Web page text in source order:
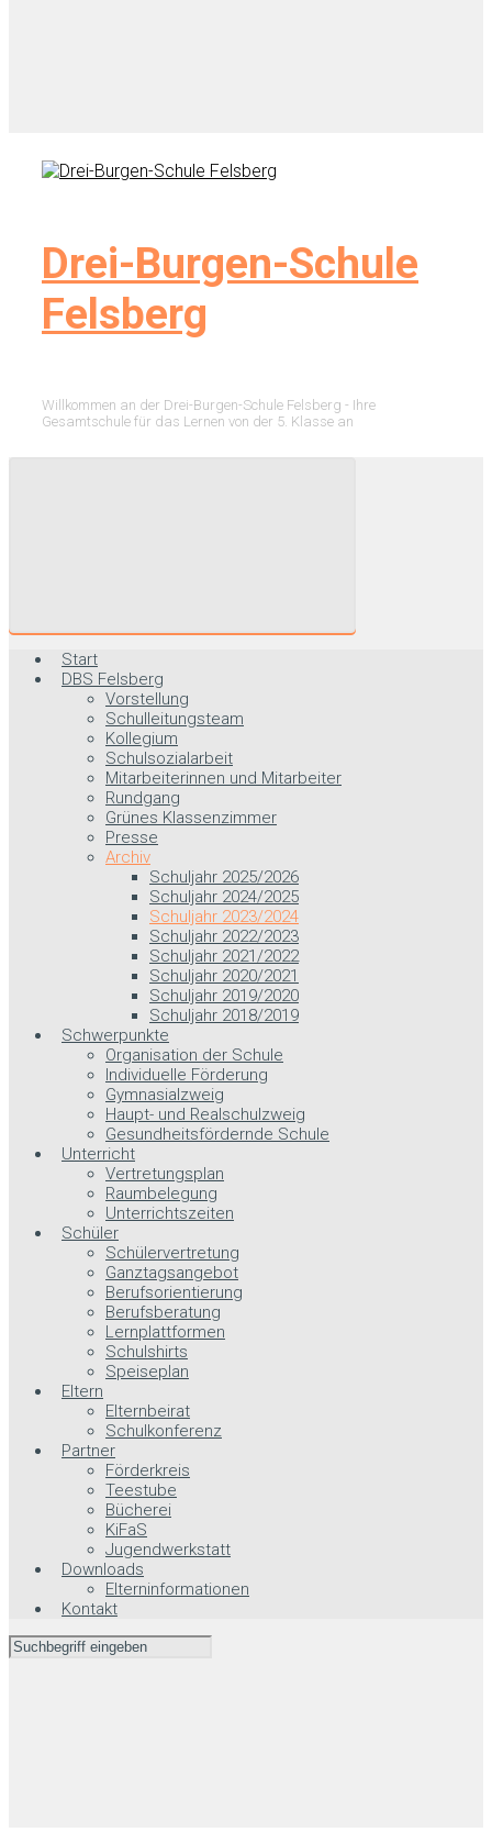
Drei-Burgen-Schule
Felsberg
Willkommen an der Drei-Burgen-Schule Felsberg - Ihre
Gesamtschule für das Lernen von der 5. Klasse an
Start
DBS Felsberg
Vorstellung
Schulleitungsteam
Kollegium
Schulsozialarbeit
Mitarbeiterinnen und Mitarbeiter
Rundgang
Grünes Klassenzimmer
Presse
Archiv
Schuljahr 2025/2026
Schuljahr 2024/2025
Schuljahr 2023/2024
Schuljahr 2022/2023
Schuljahr 2021/2022
Schuljahr 2020/2021
Schuljahr 2019/2020
Schuljahr 2018/2019
Schwerpunkte
Organisation der Schule
Individuelle Förderung
Gymnasialzweig
Haupt- und Realschulzweig
Gesundheitsfördernde Schule
Unterricht
Vertretungsplan
Raumbelegung
Unterrichtszeiten
Schüler
Schülervertretung
Ganztagsangebot
Berufsorientierung
Berufsberatung
Lernplattformen
Schulshirts
Speiseplan
Eltern
Elternbeirat
Schulkonferenz
Partner
Förderkreis
Teestube
Bücherei
KiFaS
Jugendwerkstatt
Downloads
Elterninformationen
Kontakt